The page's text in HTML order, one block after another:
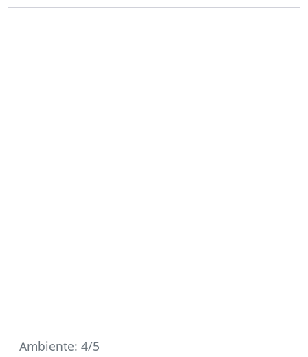
Ambiente: 4/5